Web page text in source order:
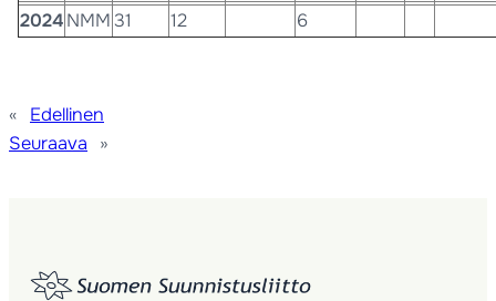
2024NMM31 12 6
«
Edellinen
Seuraava
»